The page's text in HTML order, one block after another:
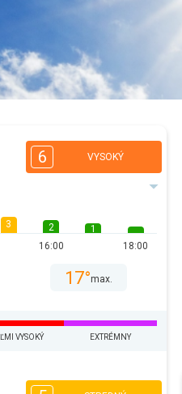
6 VYSOKÝ
3
2
16:00
1
18:00
17°max.
VYSOKÝ EXTRÉMNY